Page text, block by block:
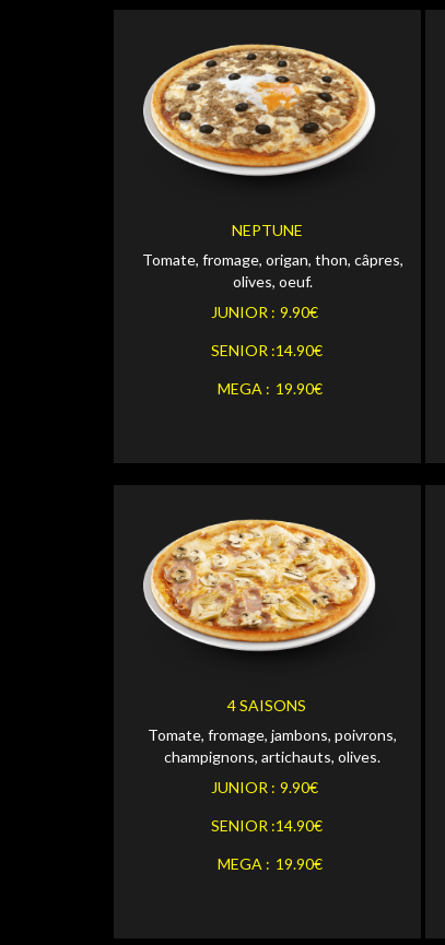
JUNIOR Personnaliser
MEGA Personnaliser
NEPTUNE
Tomate, fromage, origan, thon, câpres,
olives, oeuf.
JUNIOR : 9.90€
SENIOR :14.90€
MEGA : 19.90€
JUNIOR Personnaliser
MEGA Personnaliser
4 SAISONS
Tomate, fromage, jambons, poivrons,
champignons, artichauts, olives.
JUNIOR : 9.90€
SENIOR :14.90€
MEGA : 19.90€